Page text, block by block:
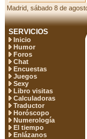
Madrid, sábado 8 de
SERVICIOS
Inicio
Humor
Foros
Chat
Encuestas
Juegos
Sexy
Libro visitas
Calculadoras
Traductor
Horóscopo
Numerología
El tiempo
Enlázanos